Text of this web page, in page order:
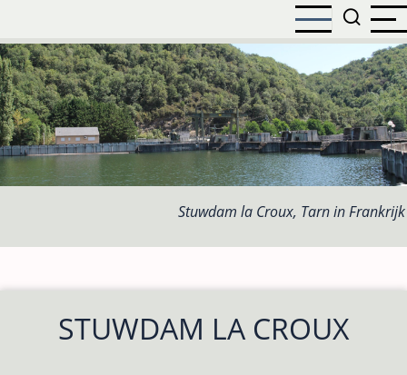
naar
de
inhoud
gaan
Stuwdam la Croux, Tarn in Frankrijk
STUWDAM LA CROUX